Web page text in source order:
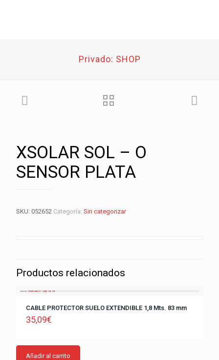
Privado: SHOP
XSOLAR SOL – O
SENSOR PLATA
SKU: 052652 Categoría: Sin categorizar
Productos relacionados
CABLE PROTECTOR SUELO EXTENDIBLE 1,8 Mts. 83 mm
35,09€
Añadir al carrito